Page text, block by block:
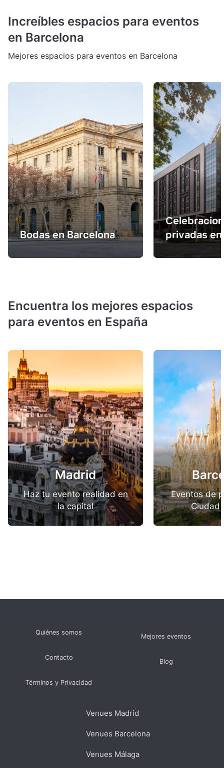
Increíbles espacios para eventos
en Barcelona
Mejores espacios para eventos en Barcelona
Bodas en Barcelona
privadas
Encuentra los mejores espacios
para eventos en España
Madrid
Haz tu evento realidad en
la capital
Eventos de
Ciudad
Venues Madrid
Venues Barcelona
Venues Málaga
Quiénes somos
Contacto
Términos y Privacidad
Mejores eventos
Blog